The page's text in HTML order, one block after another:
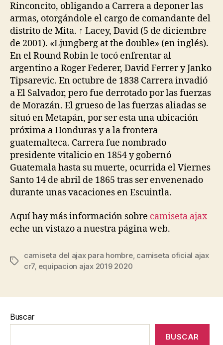
Rinconcito, obligando a Carrera a deponer las
armas, otorgándole el cargo de comandante del
distrito de Mita. ↑ Lacey, David (5 de diciembre
de 2001). «Ljungberg at the double» (en inglés).
En el Round Robin le tocó enfrentar al
argentino a Roger Federer, David Ferrer y Janko
Tipsarevic. En octubre de 1838 Carrera invadió
a El Salvador, pero fue derrotado por las fuerzas
de Morazán. El grueso de las fuerzas aliadas se
situó en Metapán, por ser esta una ubicación
próxima a Honduras y a la frontera
guatemalteca. Carrera fue nombrado
presidente vitalicio en 1854 y gobernó
Guatemala hasta su muerte, ocurrida el Viernes
Santo 14 de abril de 1865 tras ser envenenado
durante unas vacaciones en Escuintla.
Aquí hay más información sobre camiseta ajax
eche un vistazo a nuestra página web.
Etiquetas
camiseta del ajax para hombre, camiseta oficial ajax
cr7, equipacion ajax 2019 2020
Buscar
BUSCAR